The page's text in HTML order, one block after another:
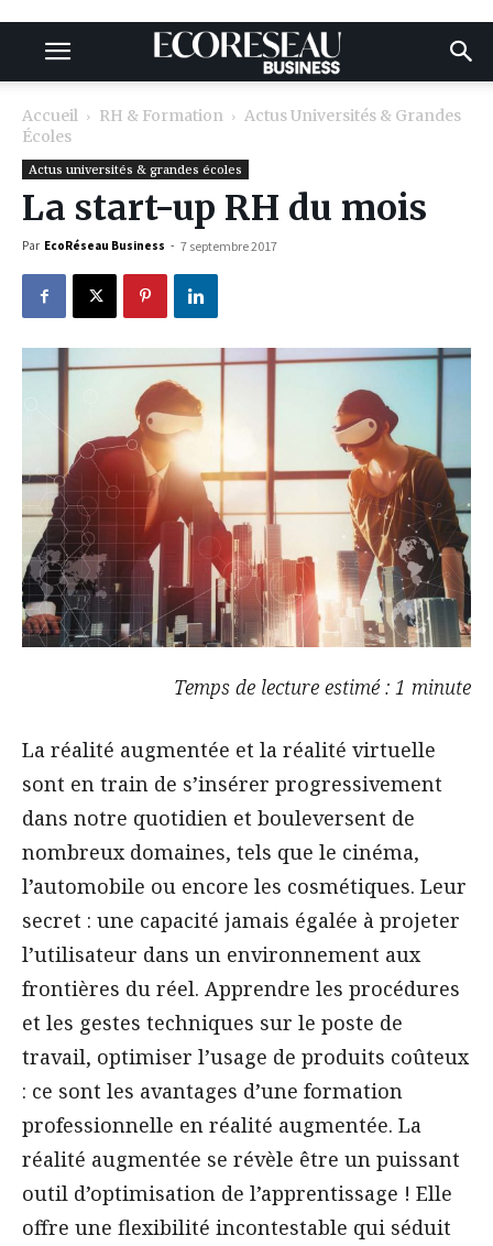
Accueil RH & Formation
Actus Universités & Grandes
Écoles
Actus universités & grandes écoles
La start-up RH du mois
Par EcoRéseau Business - 7 septembre 2017
Temps de lecture estimé : 1 minute
La réalité augmentée et la réalité virtuelle
sont en train de s’insérer progressivement
dans notre quotidien et bouleversent de
nombreux domaines, tels que le cinéma,
l’automobile ou encore les cosmétiques. Leur
secret : une capacité jamais égalée à projeter
l’utilisateur dans un environnement aux
frontières du réel. Apprendre les procédures
et les gestes techniques sur le poste de
travail, optimiser l’usage de produits coûteux
: ce sont les avantages d’une formation
professionnelle en réalité augmentée. La
réalité augmentée se révèle être un puissant
outil d’optimisation de l’apprentissage ! Elle
offre une flexibilité incontestable qui séduit